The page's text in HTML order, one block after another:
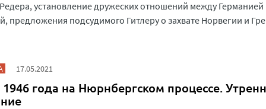
установление дружеских отношений между Германией
предложения подсудимого Гитлеру о захвате Норвегии и
17.05.2021
года на Нюрнбергском процессе.